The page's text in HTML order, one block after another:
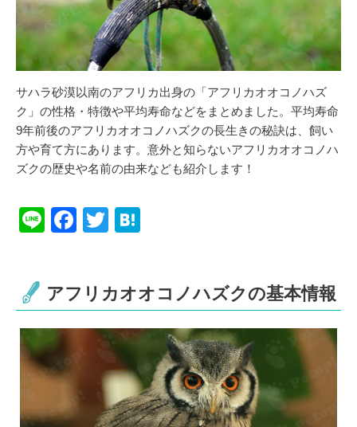
サハラ砂漠以南のアフリカ出身の「アフリカオオコノハズ
ク」の性格・特徴や平均寿命などをまとめました。平均寿命
9年前後のアフリカオオコノハズクの長生きの秘訣は、飼い
方や育て方にあります。意外と知らないアフリカオオコノハ
ズクの歴史や名前の由来なども紹介します！
Li
F
e
b
T
er n
a
アフリカオオコノハズクの基本情報